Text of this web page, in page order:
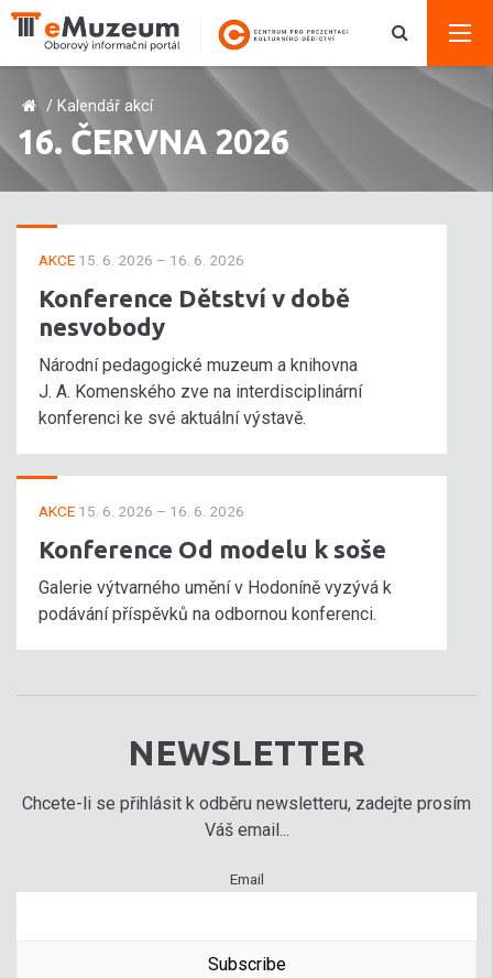
/ Kalendář akcí
16. ČERVNA 2026
AKCE 15. 6. 2026 – 16. 6. 2026
Konference Dětství v době
nesvobody
Národní pedagogické muzeum a knihovna
J. A. Komenského zve na interdisciplinární
konferenci ke své aktuální výstavě.
AKCE 15. 6. 2026 – 16. 6. 2026
Konference Od modelu k soše
Galerie výtvarného umění v Hodoníně vyzývá k
podávání příspěvků na odbornou konferenci.
NEWSLETTER
Chcete-li se přihlásit k odběru newsletteru, zadejte prosím
Váš email...
Email
Subscribe